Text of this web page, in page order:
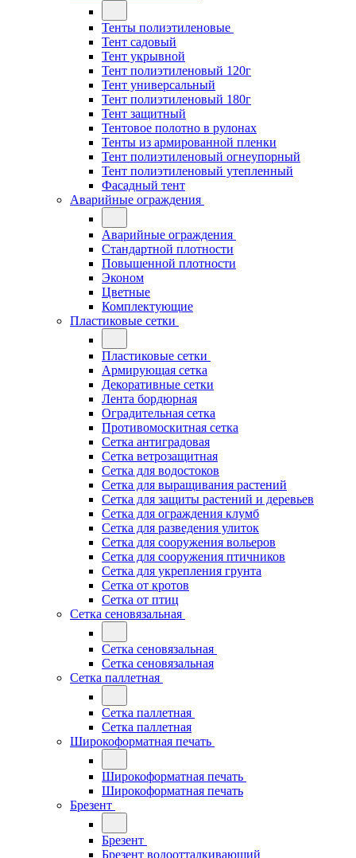
Тенты полиэтиленовые
Тент садовый
Тент укрывной
Тент полиэтиленовый 120г
Тент универсальный
Тент полиэтиленовый 180г
Тент защитный
Тентовое полотно в рулонах
Тенты из армированной пленки
Тент полиэтиленовый огнеупорный
Тент полиэтиленовый утепленный
Фасадный тент
Аварийные ограждения
Аварийные ограждения
Стандартной плотности
Повышенной плотности
Эконом
Цветные
Комплектующие
Пластиковые сетки
Пластиковые сетки
Армирующая сетка
Декоративные сетки
Лента бордюрная
Оградительная сетка
Противомоскитная сетка
Сетка антиградовая
Сетка ветрозащитная
Сетка для водостоков
Сетка для выращивания растений
Сетка для защиты растений и деревьев
Сетка для ограждения клумб
Сетка для разведения улиток
Сетка для сооружения вольеров
Сетка для сооружения птичников
Сетка для укрепления грунта
Сетка от кротов
Сетка от птиц
Сетка сеновязальная
Сетка сеновязальная
Сетка сеновязальная
Сетка паллетная
Сетка паллетная
Сетка паллетная
Широкоформатная печать
Широкоформатная печать
Широкоформатная печать
Брезент
Брезент
Брезент водоотталкивающий